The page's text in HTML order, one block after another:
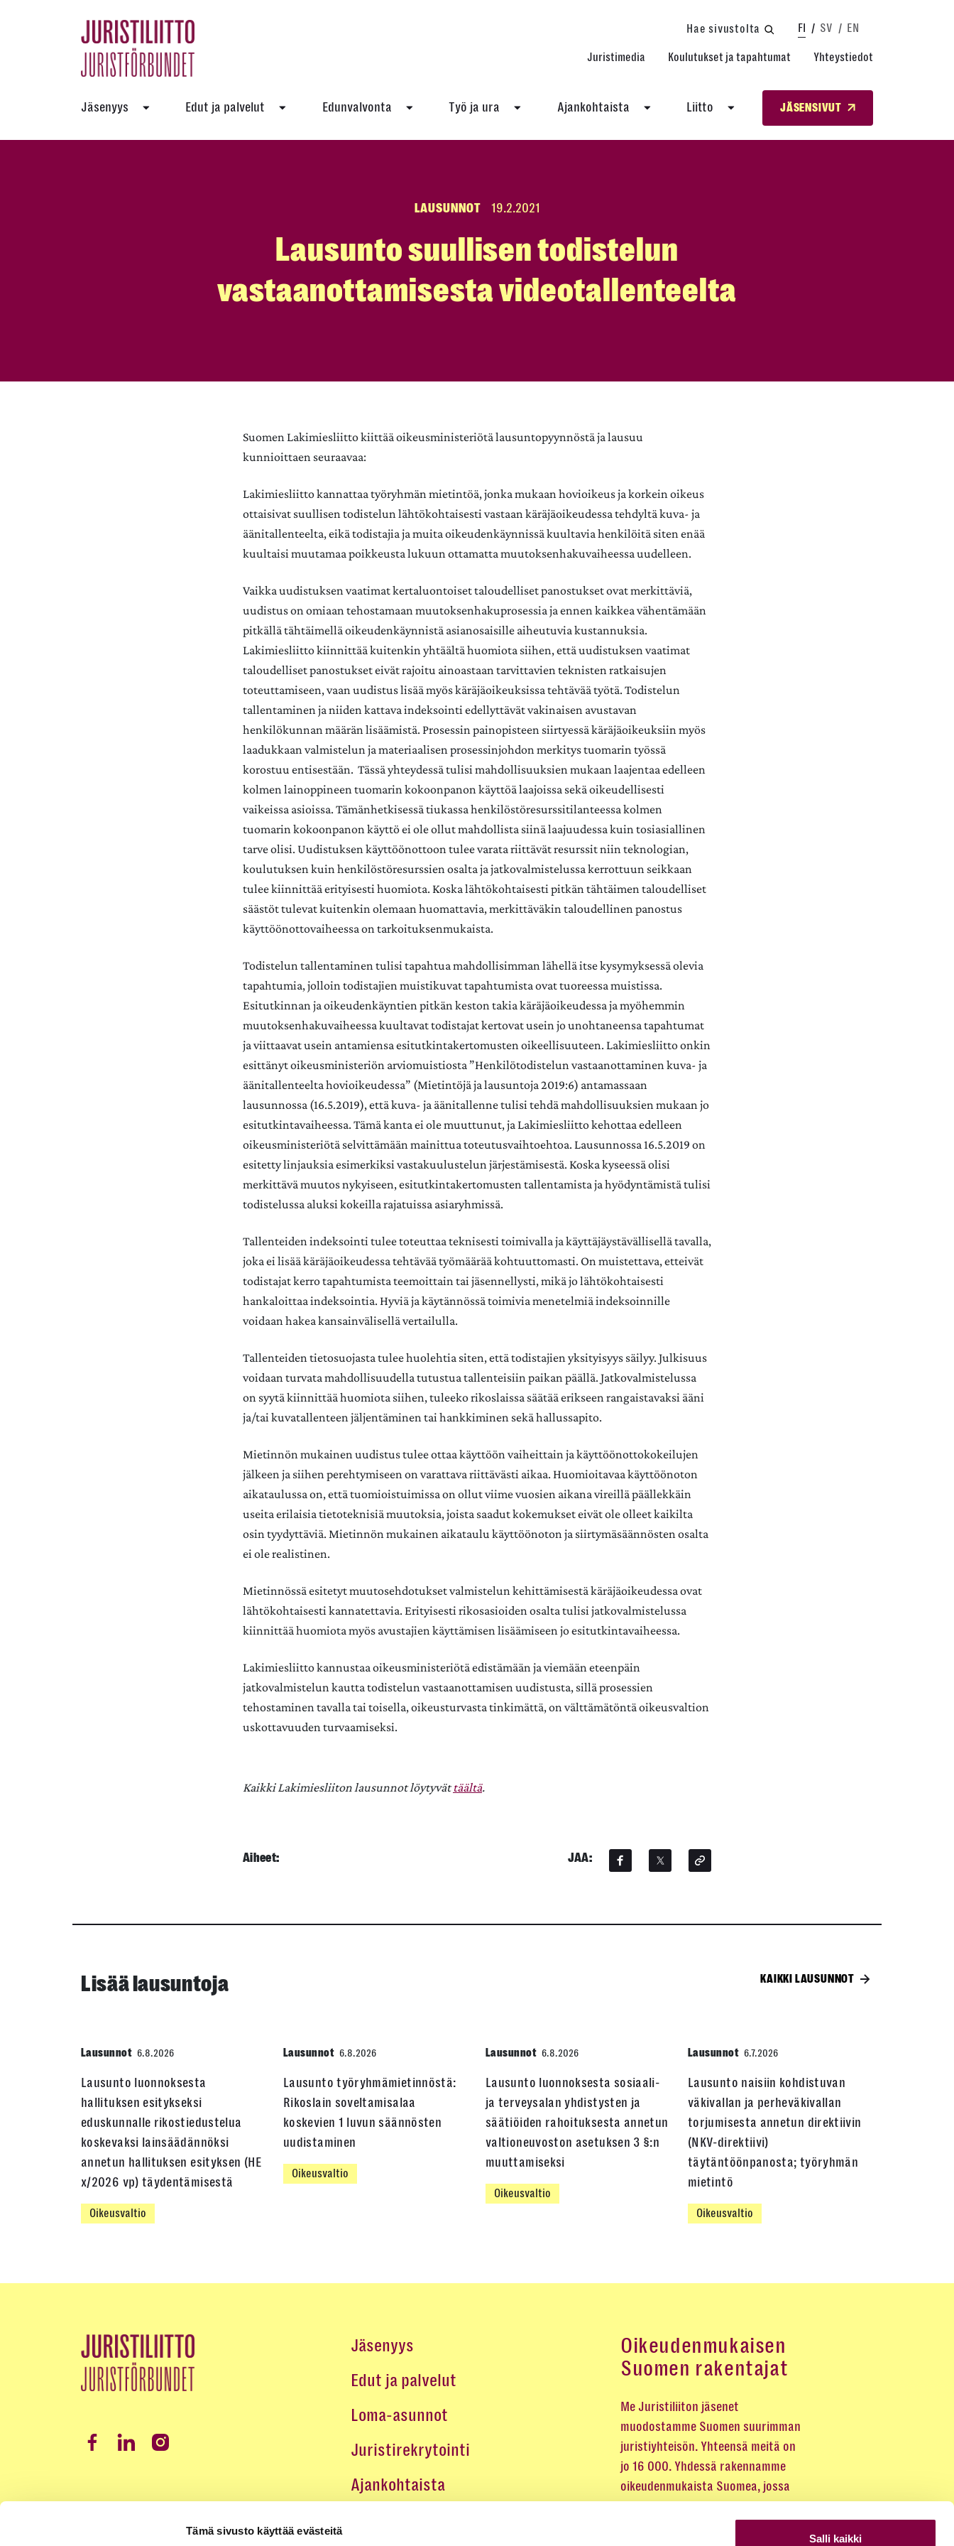
Tämä sivusto käyttää evästeitä
Salli kaikki
Hae sivustolta FI SV EN
Juristimedia Koulutukset ja tapahtumat Yhteystiedot
Jäsenyys Edut ja palvelut Edunvalvonta Työ ja ura Ajankohtaista Liitto JÄSENSIVUT
LAUSUNNOT 19.2.2021
Lausunto suullisen todistelun
vastaanottamisesta videotallenteelta
Suomen Lakimiesliitto kiittää oikeusministeriötä lausuntopyynnöstä ja lausuu
kunnioittaen seuraavaa:
Lakimiesliitto kannattaa työryhmän mietintöä, jonka mukaan hovioikeus ja korkein oikeus
ottaisivat suullisen todistelun lähtökohtaisesti vastaan käräjäoikeudessa tehdyltä kuva- ja
äänitallenteelta, eikä todistajia ja muita oikeudenkäynnissä kuultavia henkilöitä siten enää
kuultaisi muutamaa poikkeusta lukuun ottamatta muutoksenhakuvaiheessa uudelleen.
Vaikka uudistuksen vaatimat kertaluontoiset taloudelliset panostukset ovat merkittäviä,
uudistus on omiaan tehostamaan muutoksenhakuprosessia ja ennen kaikkea vähentämään
pitkällä tähtäimellä oikeudenkäynnistä asianosaisille aiheutuvia kustannuksia.
Lakimiesliitto kiinnittää kuitenkin yhtäältä huomiota siihen, että uudistuksen vaatimat
taloudelliset panostukset eivät rajoitu ainoastaan tarvittavien teknisten ratkaisujen
toteuttamiseen, vaan uudistus lisää myös käräjäoikeuksissa tehtävää työtä. Todistelun
tallentaminen ja niiden kattava indeksointi edellyttävät vakinaisen avustavan
henkilökunnan määrän lisäämistä. Prosessin painopisteen siirtyessä käräjäoikeuksiin myös
laadukkaan valmistelun ja materiaalisen prosessinjohdon merkitys tuomarin työssä
korostuu entisestään. Tässä yhteydessä tulisi mahdollisuuksien mukaan laajentaa edelleen
kolmen lainoppineen tuomarin kokoonpanon käyttöä laajoissa sekä oikeudellisesti
vaikeissa asioissa. Tämänhetkisessä tiukassa henkilöstöresurssitilanteessa kolmen
tuomarin kokoonpanon käyttö ei ole ollut mahdollista siinä laajuudessa kuin tosiasiallinen
tarve olisi. Uudistuksen käyttöönottoon tulee varata riittävät resurssit niin teknologian,
koulutuksen kuin henkilöstöresurssien osalta ja jatkovalmistelussa kerrottuun seikkaan
tulee kiinnittää erityisesti huomiota. Koska lähtökohtaisesti pitkän tähtäimen taloudelliset
säästöt tulevat kuitenkin olemaan huomattavia, merkittäväkin taloudellinen panostus
käyttöönottovaiheessa on tarkoituksenmukaista.
Todistelun tallentaminen tulisi tapahtua mahdollisimman lähellä itse kysymyksessä olevia
tapahtumia, jolloin todistajien muistikuvat tapahtumista ovat tuoreessa muistissa.
Esitutkinnan ja oikeudenkäyntien pitkän keston takia käräjäoikeudessa ja myöhemmin
muutoksenhakuvaiheessa kuultavat todistajat kertovat usein jo unohtaneensa tapahtumat
ja viittaavat usein antamiensa esitutkintakertomusten oikeellisuuteen. Lakimiesliitto onkin
esittänyt oikeusministeriön arviomuistiosta ”Henkilötodistelun vastaanottaminen kuva- ja
äänitallenteelta hovioikeudessa” (Mietintöjä ja lausuntoja 2019:6) antamassaan
lausunnossa (16.5.2019), että kuva- ja äänitallenne tulisi tehdä mahdollisuuksien mukaan jo
esitutkintavaiheessa. Tämä kanta ei ole muuttunut, ja Lakimiesliitto kehottaa edelleen
oikeusministeriötä selvittämään mainittua toteutusvaihtoehtoa. Lausunnossa 16.5.2019 on
esitetty linjauksia esimerkiksi vastakuulustelun järjestämisestä. Koska kyseessä olisi
merkittävä muutos nykyiseen, esitutkintakertomusten tallentamista ja hyödyntämistä tulisi
todistelussa aluksi kokeilla rajatuissa asiaryhmissä.
Tallenteiden indeksointi tulee toteuttaa teknisesti toimivalla ja käyttäjäystävällisellä tavalla,
joka ei lisää käräjäoikeudessa tehtävää työmäärää kohtuuttomasti. On muistettava, etteivät
todistajat kerro tapahtumista teemoittain tai jäsennellysti, mikä jo lähtökohtaisesti
hankaloittaa indeksointia. Hyviä ja käytännössä toimivia menetelmiä indeksoinnille
voidaan hakea kansainvälisellä vertailulla.
Tallenteiden tietosuojasta tulee huolehtia siten, että todistajien yksityisyys säilyy. Julkisuus
voidaan turvata mahdollisuudella tutustua tallenteisiin paikan päällä. Jatkovalmistelussa
on syytä kiinnittää huomiota siihen, tuleeko rikoslaissa säätää erikseen rangaistavaksi ääni
ja/tai kuvatallenteen jäljentäminen tai hankkiminen sekä hallussapito.
Mietinnön mukainen uudistus tulee ottaa käyttöön vaiheittain ja käyttöönottokokeilujen
jälkeen ja siihen perehtymiseen on varattava riittävästi aikaa. Huomioitavaa käyttöönoton
aikataulussa on, että tuomioistuimissa on ollut viime vuosien aikana vireillä päällekkäin
useita erilaisia tietoteknisiä muutoksia, joista saadut kokemukset eivät ole olleet kaikilta
osin tyydyttäviä. Mietinnön mukainen aikataulu käyttöönoton ja siirtymäsäännösten osalta
ei ole realistinen.
Mietinnössä esitetyt muutosehdotukset valmistelun kehittämisestä käräjäoikeudessa ovat
lähtökohtaisesti kannatettavia. Erityisesti rikosasioiden osalta tulisi jatkovalmistelussa
kiinnittää huomiota myös avustajien käyttämisen lisäämiseen jo esitutkintavaiheessa.
Lakimiesliitto kannustaa oikeusministeriötä edistämään ja viemään eteenpäin
jatkovalmistelun kautta todistelun vastaanottamisen uudistusta, sillä prosessien
tehostaminen tavalla tai toisella, oikeusturvasta tinkimättä, on välttämätöntä oikeusvaltion
uskottavuuden turvaamiseksi.
Kaikki Lakimiesliiton lausunnot löytyvättäältä.
Aiheet: JAA:
Lisää lausuntoja KAIKKI LAUSUNNOT
Lausunnot 6.8.2026
Lausunto luonnoksesta
hallituksen esitykseksi
eduskunnalle rikostiedustelua
koskevaksi lainsäädännöksi
annetun hallituksen esityksen (HE
x/2026 vp) täydentämisestä
Oikeusvaltio
Lausunnot 6.8.2026
Lausunto työryhmämietinnöstä:
Rikoslain soveltamisalaa
koskevien 1 luvun säännösten
uudistaminen
Oikeusvaltio
Lausunnot 6.8.2026
Lausunto luonnoksesta sosiaali-
ja terveysalan yhdistysten ja
säätiöiden rahoituksesta annetun
valtioneuvoston asetuksen 3 §:n
muuttamiseksi
Oikeusvaltio
Lausunnot 6.7.2026
Lausunto naisiin kohdistuvan
väkivallan ja perheväkivallan
torjumisesta annetun direktiivin
(NKV-direktiivi)
täytäntöönpanosta; työryhmän
mietintö
Oikeusvaltio
Jäsenyys
Edut ja palvelut
Loma-asunnot
Juristirekrytointi
Ajankohtaista
Oikeudenmukaisen
Suomen rakentajat
Me Juristiliiton jäsenet
muodostamme Suomen suurimman
juristiyhteisön. Yhteensä meitä on
jo 16 000. Yhdessä rakennamme
oikeudenmukaista Suomea, jossa